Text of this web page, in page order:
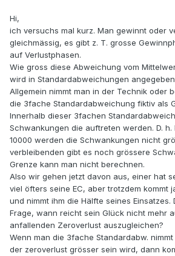
Hi,
ich versuchs mal kurz. Man gewinnt oder
gleichmässig, es gibt z. T. grosse
auf Verlustphasen.
Wie gross diese Abweichung vom
wird in Standardabweichungen
Allgemein nimmt man in der Technik oder
die 3fache Standardabweichung fiktiv als
Innerhalb dieser 3fachen
Schwankungen die auftreten werden. D. h.
10000 werden die Schwankungen nicht
verbleibenden gibt es noch grössere
Grenze kann man nicht berechnen.
Also wir gehen jetzt davon aus, einer hat
viel öfters seine EC, aber trotzdem kommt
und nimmt ihm die Hälfte seines Einsatzes.
Frage, wann reicht sein Glück nicht mehr
anfallenden Zeroverlust auszugleichen?
Wenn man die 3fache Standardabw.
der zeroverlust grösser sein wird, dann